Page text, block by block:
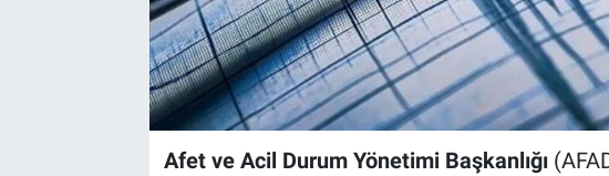
Afet ve Acil Durum Yönetimi Başkanlığı